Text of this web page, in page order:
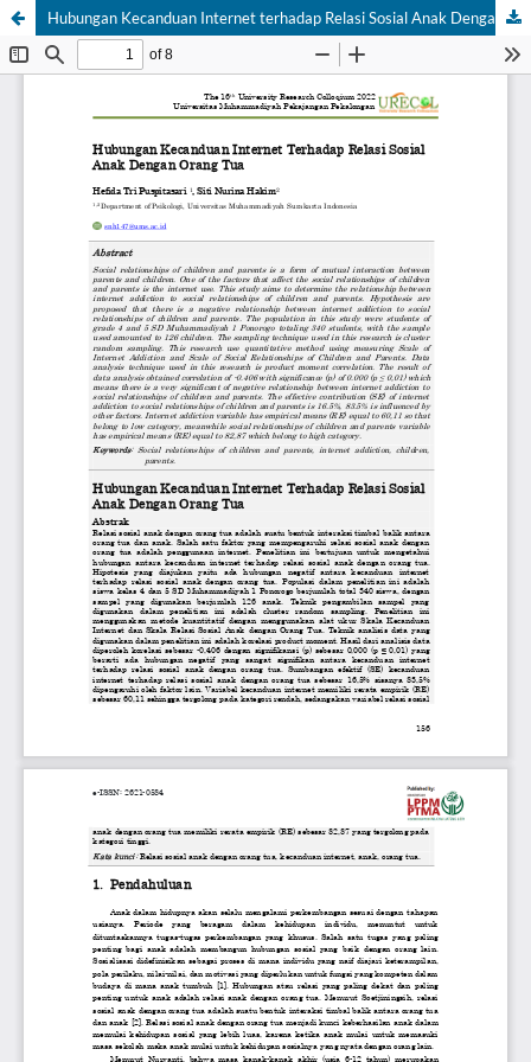
Hubungan Kecanduan Internet terhadap Relasi Sosial Anak Dengan Orang Tua